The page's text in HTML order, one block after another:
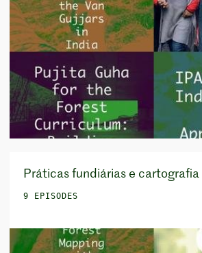
Práticas fundiárias e cartografia
9 EPISODES